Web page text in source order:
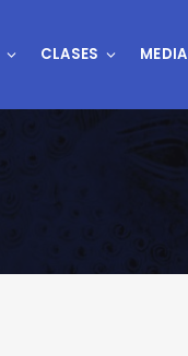
CLASES MEDIA